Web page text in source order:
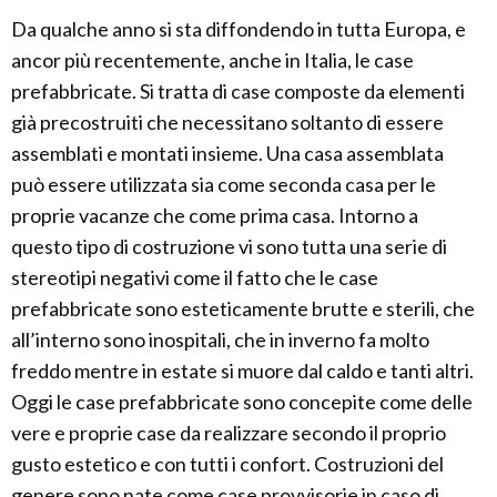
Da qualche anno si sta diffondendo in tutta Europa, e
ancor più recentemente, anche in Italia, le case
prefabbricate. Si tratta di case composte da elementi
già precostruiti che necessitano soltanto di essere
assemblati e montati insieme. Una casa assemblata
può essere utilizzata sia come seconda casa per le
proprie vacanze che come prima casa. Intorno a
questo tipo di costruzione vi sono tutta una serie di
stereotipi negativi come il fatto che le case
prefabbricate sono esteticamente brutte e sterili, che
all’interno sono inospitali, che in inverno fa molto
freddo mentre in estate si muore dal caldo e tanti altri.
Oggi le case prefabbricate sono concepite come delle
vere e proprie case da realizzare secondo il proprio
gusto estetico e con tutti i confort. Costruzioni del